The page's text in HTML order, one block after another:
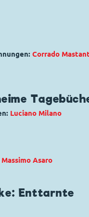
Corrado
Bernhard Brinksdink
Luciano Milano
Massimo Asaro
Bernhard Brinksdink
Enttarnte